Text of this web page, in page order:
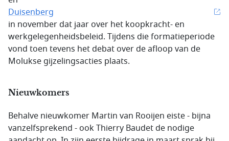
Duisenberg
in november dat jaar over het koopkracht- en
werkgelegenheidsbeleid. Tijdens die formatieperiode
vond toen tevens het debat over de afloop van de
Molukse gijzelingsacties plaats.
Nieuwkomers
Behalve nieuwkomer Martin van Rooijen eiste - bijna
vanzelfsprekend - ook Thierry Baudet de nodige